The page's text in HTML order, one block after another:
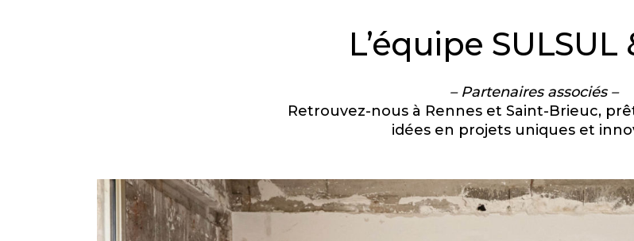
L’équipe SULSUL
– Partenaires associés –
Retrouvez-nous à Rennes et Saint-Brieuc,
idées en projets uniques et